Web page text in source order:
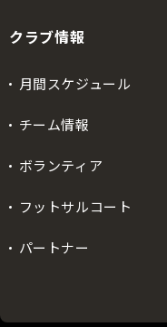
クラブ情報
月間スケジュール
チーム情報
ボランティア
フットサルコート
パートナー